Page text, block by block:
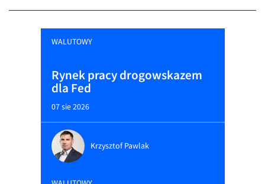
WALUTOWY
Rynek pracy drogowskazem
dla Fed
07 sie 2026
Krzysztof Pawlak